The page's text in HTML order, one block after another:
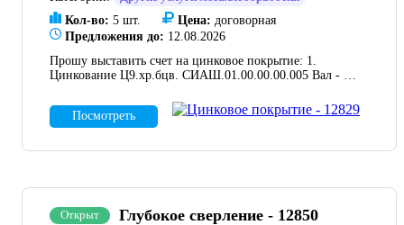
Кол-во: 5 шт. Цена: договорная
Предложения до: 12.08.2026
Прошу выставить счет на цинковое покрытие: 1.
Цинкование Ц9.хр.бцв. СИАШ.01.00.00.00.005 Вал - 1
СИАШ.01.00.00.00.009 - 4 шт. Заказ 15817-5.
Посмотреть
Открыт Глубокое сверление - 12850